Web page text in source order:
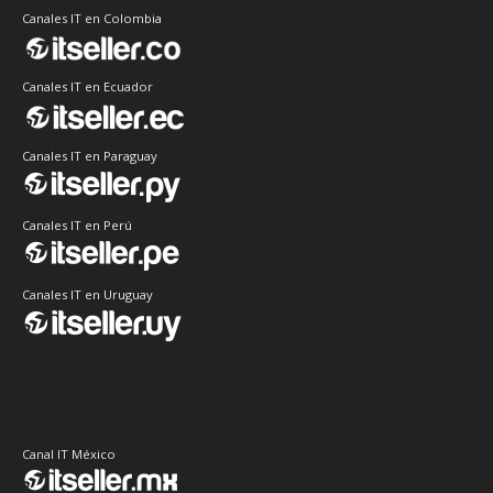
Canales IT en Colombia
Canales IT en Ecuador
Canales IT en Paraguay
Canales IT en Perú
Canales IT en Uruguay
Canal IT México